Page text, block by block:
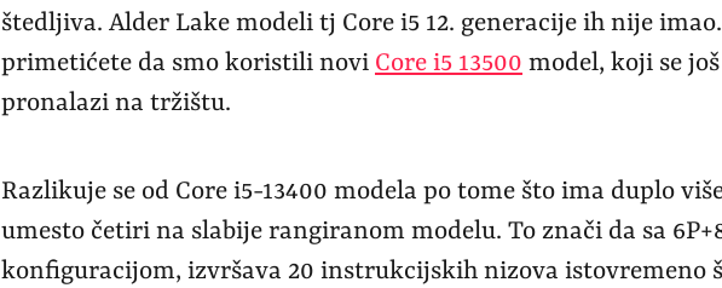
štedljiva. Alder Lake modeli tj Core i5 12. generacije ih nije
primetićete da smo koristili novi Core i5 13500 model, koji se
pronalazi na tržištu.
Razlikuje se od Core i5-13400 modela po tome što ima duplo
umesto četiri na slabije rangiranom modelu. To znači da sa
konfiguracijom, izvršava 20 instrukcijskih nizova istovremeno